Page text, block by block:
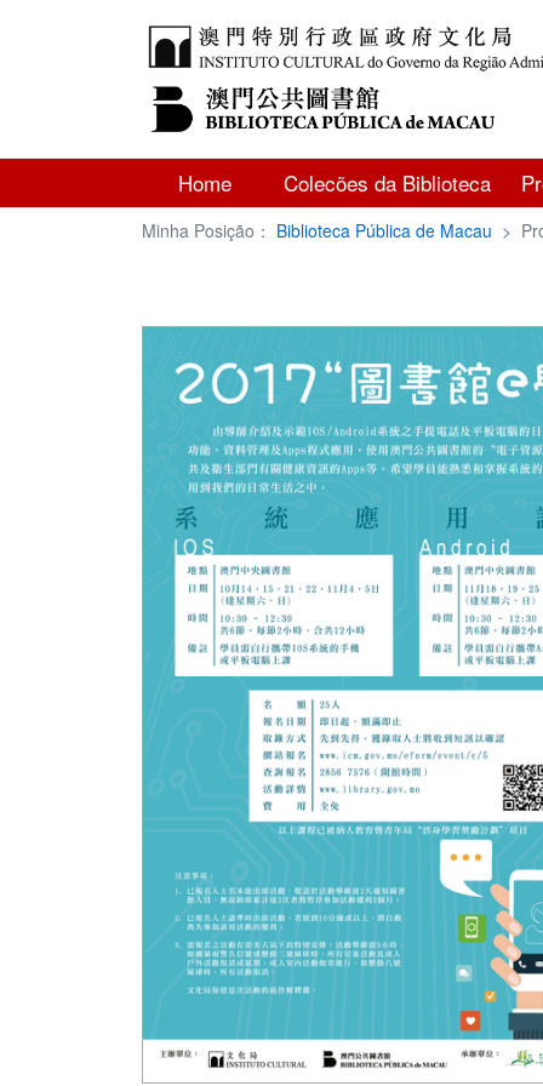
Home Colecões da Biblioteca
Minha Posição： Biblioteca Pública de Macau >